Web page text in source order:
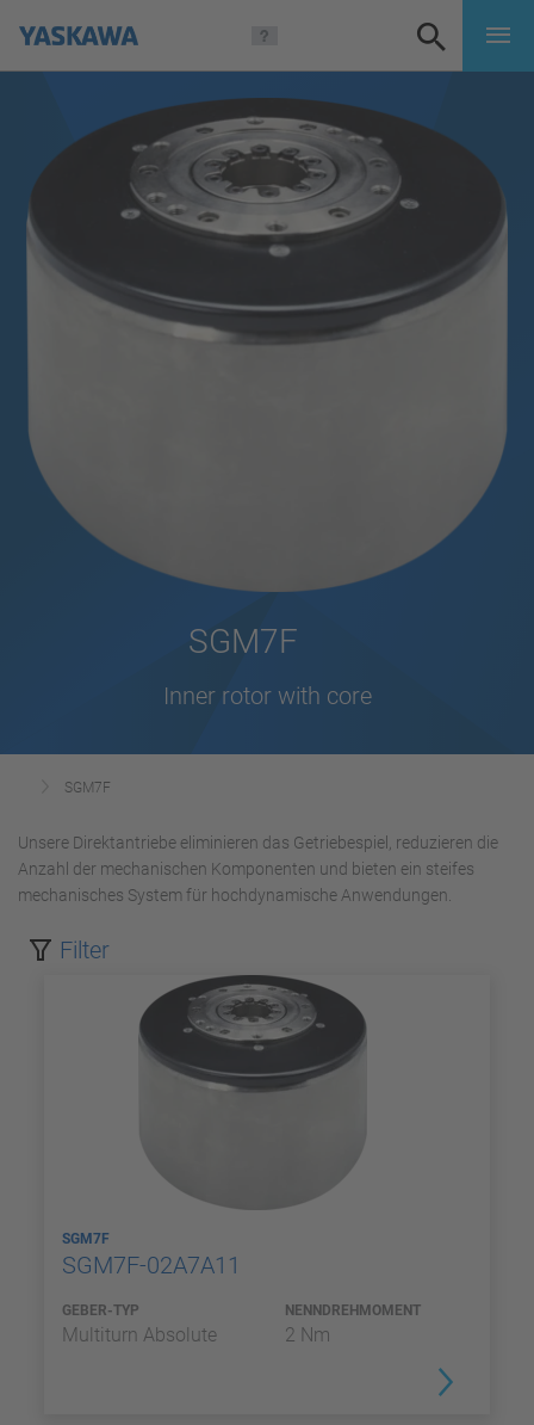
SGM7F
Inner rotor with core
SGM7F
Unsere Direktantriebe eliminieren das Getriebespiel, reduzieren die
Anzahl der mechanischen Komponenten und bieten ein steifes
mechanisches System für hochdynamische Anwendungen.
Filter
SGM7F
SGM7F-02A7A11
GEBER-TYP
Multiturn Absolute
NENNDREHMOMENT
2 Nm